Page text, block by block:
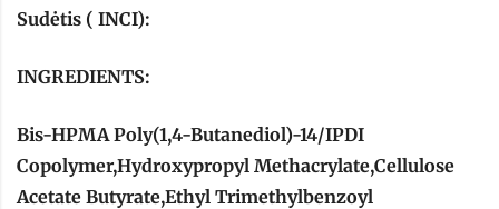
Sudėtis ( INCI):
INGREDIENTS:
Bis-HPMA Poly(1,4-Butanediol)-14/IPDI
Copolymer,Hydroxypropyl Methacrylate,Cellulose
Acetate Butyrate,Ethyl Trimethylbenzoyl